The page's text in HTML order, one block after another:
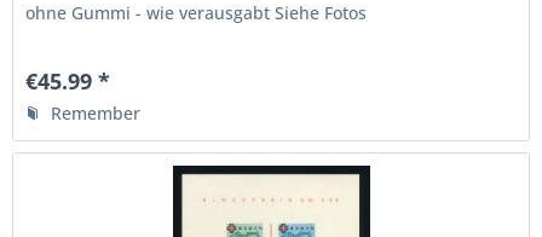
ohne Gummi - wie verausgabt Siehe Fotos
€45.99 *
Remember